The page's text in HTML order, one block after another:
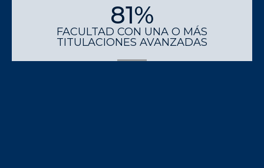
81%
FACULTAD CON UNA O MÁS
TITULACIONES AVANZADAS